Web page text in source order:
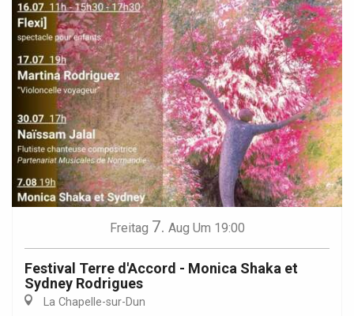
Freitag 7. Aug Um 19:00
Festival Terre d'Accord - Monica Shaka et
Sydney Rodrigues
La Chapelle-sur-Dun